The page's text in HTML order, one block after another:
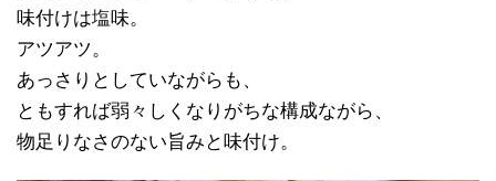
味付けは塩味。
アツアツ。
あっさりとしていながらも、
ともすれば弱々しくなりがちな構成ながら、
物足りなさのない旨みと味付け。